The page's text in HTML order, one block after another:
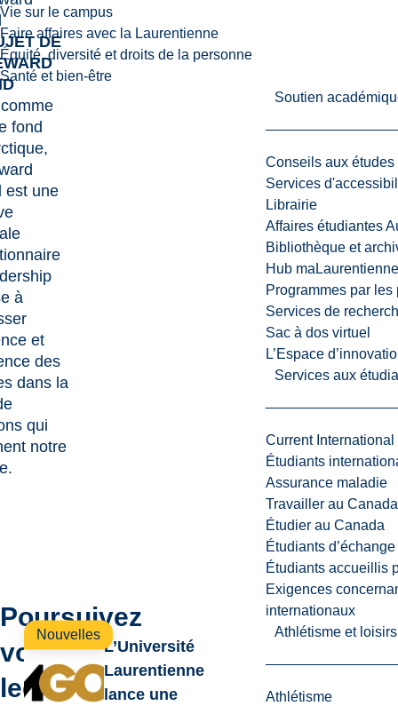
Vie sur le campus
Faire affaires avec la Laurentienne
Équité, diversité et droits de la personne
Santé et bien-être
Soutien
Conseils aux études
Services
Librairie
Affaires étudiantes
Bibliothèque et
Hub maLaurentienne
Programmes par les
Services de
Sac à dos virtuel
L’Espace
Services aux
Current International
Étudiants
Assurance maladie
Travailler au Canada
Étudier au Canada
Étudiants
Étudiants accueillis
Exigences
internationaux
Athlétisme et
Athlétisme
DE
fond
est une
à
et
des
dans la
qui
notre
Poursuivez
votre
lecture
Nouvelles
L’Université
Laurentienne
lance une